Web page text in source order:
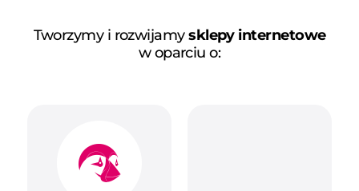
Tworzymy i rozwijamysklepy internetowe
w oparciu o: